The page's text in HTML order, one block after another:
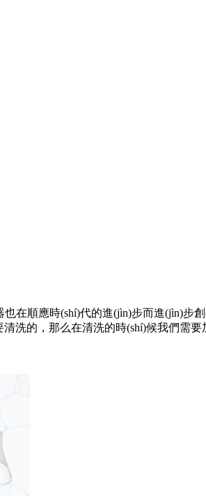
也在順應時(shí)代的進(jìn)步而進(jìn)步
清洗的，那么在清洗的時(shí)候我們需